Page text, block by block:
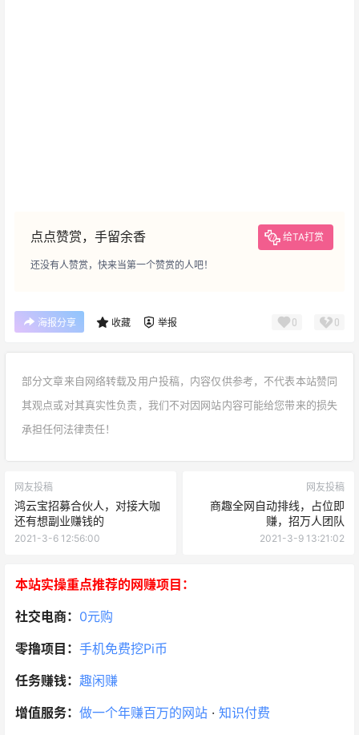
点点赞赏，手留余香 给TA打赏
还没有人赞赏，快来当第一个赞赏的人吧！
海报分享 收藏 举报 0 0
部分文章来自网络转载及用户投稿，内容仅供参考，不代表本站赞同
其观点或对其真实性负责，我们不对因网站内容可能给您带来的损失
承担任何法律责任！
网友投稿
鸿云宝招募合伙人，对接大咖
还有想副业赚钱的
2021-3-6 12:56:00
网友投稿
商趣全网自动排线，占位即
赚，招万人团队
2021-3-9 13:21:02
本站实操重点推荐的网赚项目：
社交电商： 0元购
零撸项目： 手机免费挖Pi币
任务赚钱： 趣闲赚
增值服务： 做一个年赚百万的网站 · 知识付费